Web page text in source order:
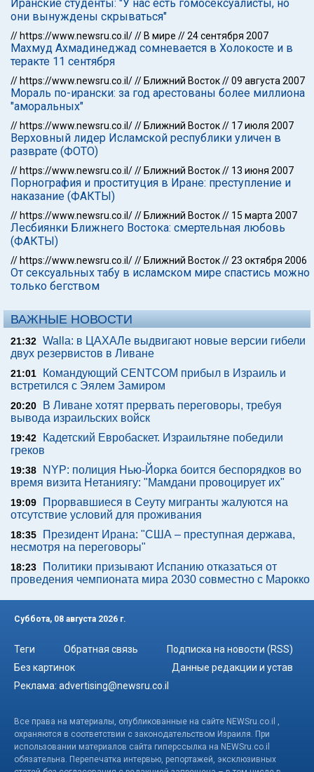
Иранские студенты: "У нас есть гомосексуалисты, но
они вынуждены скрываться"
// https://www.newsru.co.il/// В мире //24 сентября 2007
Махмуд Ахмадинеджад сомневается в Холокосте и в
теракте 11 сентября
// https://www.newsru.co.il/// Ближний Восток//09 августа 2007
Мораль по-ирански: за год арестованы более миллиона
"аморальных"
// https://www.newsru.co.il/// Ближний Восток// 17 июля 2007
Верховный лидер Исламской республики уличен в
разврате (ФОТО)
// https://www.newsru.co.il/// Ближний Восток// 13 июня 2007
Порнография и проституция в Иране: преступление и
наказание (ФАКТЫ)
// https://www.newsru.co.il/// Ближний Восток// 15 марта 2007
‎Лесбиянки Ближнего Востока: смертельная любовь
(ФАКТЫ)
// https://www.newsru.co.il/// Ближний Восток//23 октября 2006
От сексуальных табу в исламском мире спастись можно
только бегством
ВАЖНЫЕ НОВОСТИ
21:32 Walla: в ЦАХАЛе выдвигают новые версии гибели
двух резервистов в Ливане
21:01
Командующий CENTCOM прибыл в Израиль и
встретился с Эялем Замиром
20:20
В Ливане хотят прервать переговоры, требуя
вывода израильских войск
19:42
Кадетский Евробаскет. Израильтяне победили
греков
19:38
NYP: полиция Нью-Йорка боится беспорядков во
время визита Нетаниягу: "Мамдани провоцирует их"
19:09
Прорвавшиеся в Сеуту мигранты жалуются на
отсутствие условий для проживания
18:35
Президент Ирана: "США – преступная держава,
несмотря на переговоры"
18:23
Политики призывают Испанию отказаться от
проведения чемпионата мира 2030 совместно с Марокко
Суббота, 08 августа 2026 г.
Теги Обратная связь
Подписка на новости (RSS)
Без картинок
Данные редакции и устав
Реклама: advertising@newsru.co.il
Все права на материалы, опубликованные на сайте NEWSru.co.il ,
охраняются в соответствии с законодательством Израиля. При
использовании материалов сайта гиперссылка на NEWSru.co.il
обязательна. Перепечатка интервью, репортажей, эксклюзивных